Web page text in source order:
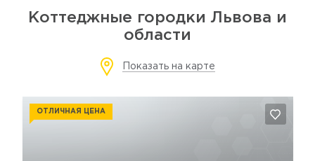
Коттеджные городки Львова и
области
Показать на карте
ОТЛИЧНАЯ ЦЕНА